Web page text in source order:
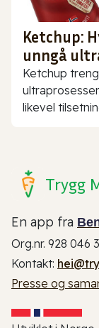
Ketchup:
unngå
Ketchup
likevel
Trygg
En app fra
Org.nr. 928 046
Kontakt:
Presse og